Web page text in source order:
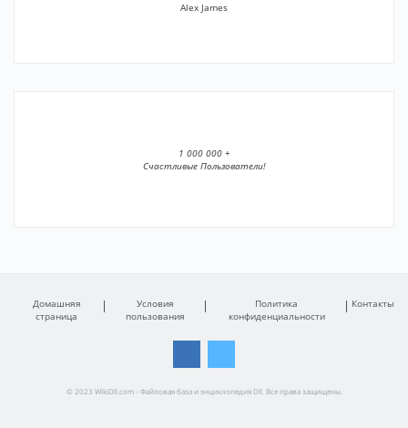
Alex James
1 000 000 +
Счастливые Пользователи!
Домашняя
страница
Условия
пользования
Политика
конфиденциальности
Контакты
© 2023 WikiDll.com - Файловая база и энциклопедия Dll. Все права защищены.